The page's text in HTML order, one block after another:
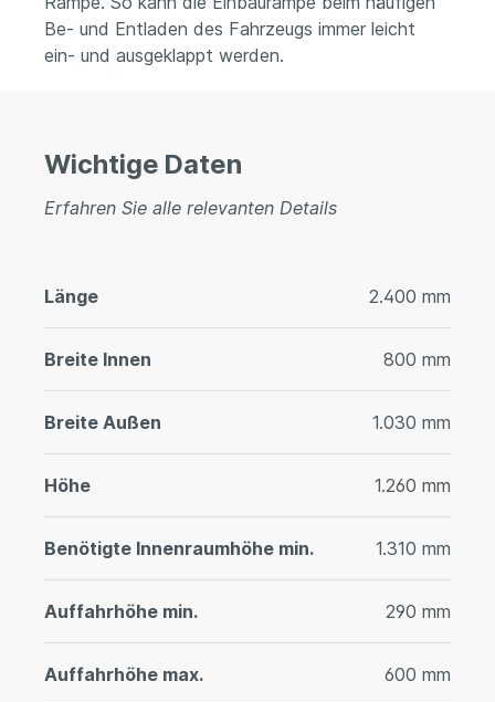
Be- und Entladen des Fahrzeugs immer leicht
ein- und ausgeklappt werden.
Wichtige Daten
Erfahren Sie alle relevanten Details
Länge 2.400 mm
Breite Innen 800 mm
Breite Außen 1.030 mm
Höhe 1.260 mm
Benötigte Innenraumhöhe min. 1.310 mm
Auffahrhöhe min. 290 mm
Auffahrhöhe max. 600 mm